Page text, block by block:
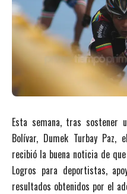
Esta semana, tras sostener
Bolívar, Dumek Turbay Paz,
recibió la buena noticia de
Logros para deportistas,
resultados obtenidos por el